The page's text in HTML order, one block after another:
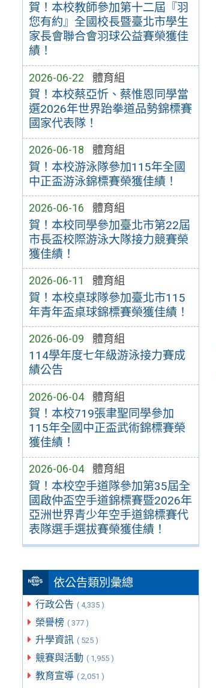
賀！本校教師參加第十二屆『羽
您有約』全國校長暨臺北市學生
家長會聯合會羽球公益賽榮獲佳
績！
2026-06-22 體育組
賀！本校蔡亞忻、蔡惟恩同學當
選2026年世界跆拳道品勢錦標賽
國家代表隊！
2026-06-18 體育組
賀！本校游泳隊參加115年全國
中正盃游泳錦標賽榮獲佳績！
2026-06-16 體育組
賀！本校同學參加臺北市第22屆
市長盃校際游泳大隊接力競賽榮
獲佳績！
2026-06-11 體育組
賀！本校桌球隊參加臺北市115
年青年盃桌球錦標賽榮獲佳績！
2026-06-09 體育組
114學年度七年級游泳接力賽成
績公告
2026-06-04 體育組
賀！本校719張聿聖同學參加
115年全國中正盃武術錦標賽榮
獲佳績！
2026-06-04 體育組
賀！本校空手道隊參加第35屆全
國啟仲盃空手道錦標賽暨2026年
亞洲世界青少年空手道錦標賽代
表隊選手選拔賽榮獲佳績！
依公告類別彙總
行政公告 ( 4,335 )
榮譽榜 ( 377 )
升學資訊 ( 525 )
競賽與活動 ( 1,955 )
教育宣導 ( 2,051 )